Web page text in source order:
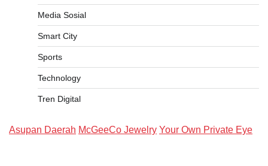
Media Sosial
Smart City
Sports
Technology
Tren Digital
Asupan Daerah McGeeCo Jewelry Your Own Private Eye